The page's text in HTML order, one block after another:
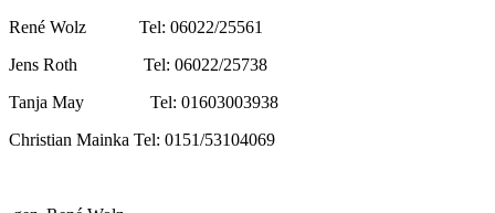
René Wolz Tel: 06022/25561
Jens Roth Tel: 06022/25738
Tanja May Tel: 01603003938
Christian Mainka Tel: 0151/53104069